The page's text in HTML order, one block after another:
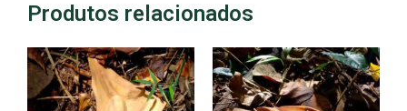
Produtos relacionados